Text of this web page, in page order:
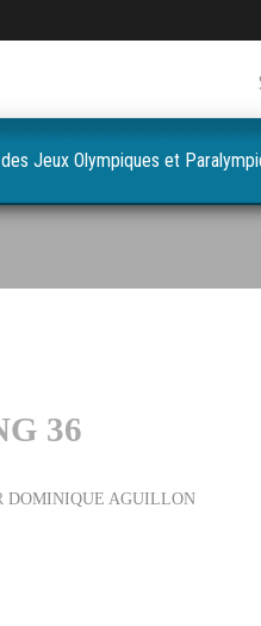
36
DOMINIQUE AGUILLON
Jeux Olympiques et